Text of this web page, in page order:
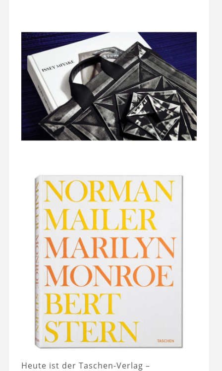
Heute ist der Taschen-Verlag –